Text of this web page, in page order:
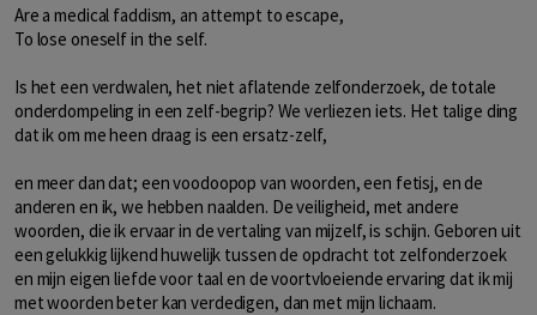
Are a medical faddism, an attempt to escape,
To lose oneself in the self.
Is het een verdwalen, het niet aflatende zelfonderzoek, de totale
onderdompeling in een zelf-begrip? We verliezen iets. Het talige ding
dat ik om me heen draag is een ersatz-zelf,
en meer dan dat; een voodoopop van woorden, een fetisj, en de
anderen en ik, we hebben naalden. De veiligheid, met andere
woorden, die ik ervaar in de vertaling van mijzelf, is schijn. Geboren uit
een gelukkig lijkend huwelijk tussen de opdracht tot zelfonderzoek
en mijn eigen liefde voor taal en de voortvloeiende ervaring dat ik mij
met woorden beter kan verdedigen, dan met mijn lichaam.